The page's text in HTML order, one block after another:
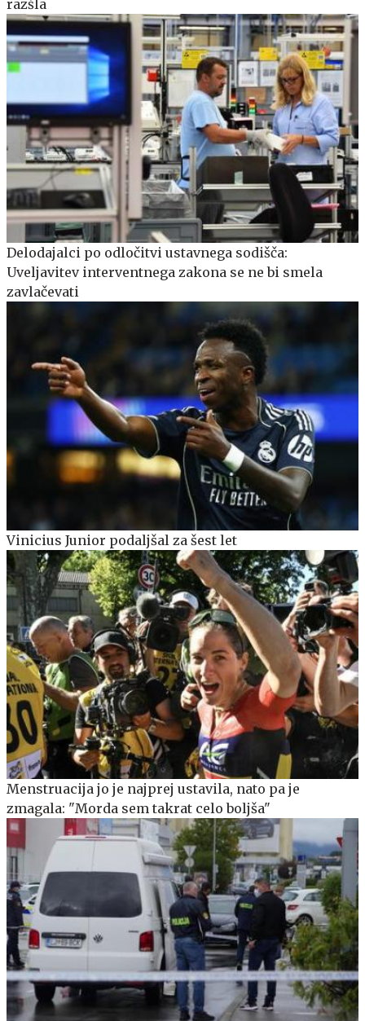
razšla
Delodajalci po odločitvi ustavnega sodišča:
Uveljavitev interventnega zakona se ne bi smela
zavlačevati
Vinicius Junior podaljšal za šest let
Menstruacija jo je najprej ustavila, nato pa je
zmagala: "Morda sem takrat celo boljša"